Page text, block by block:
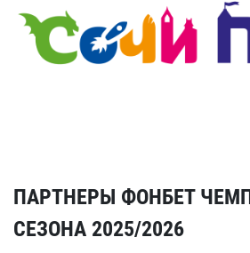
ПАРТНЕРЫ ФОНБЕТ
СЕЗОНА 2025/2026